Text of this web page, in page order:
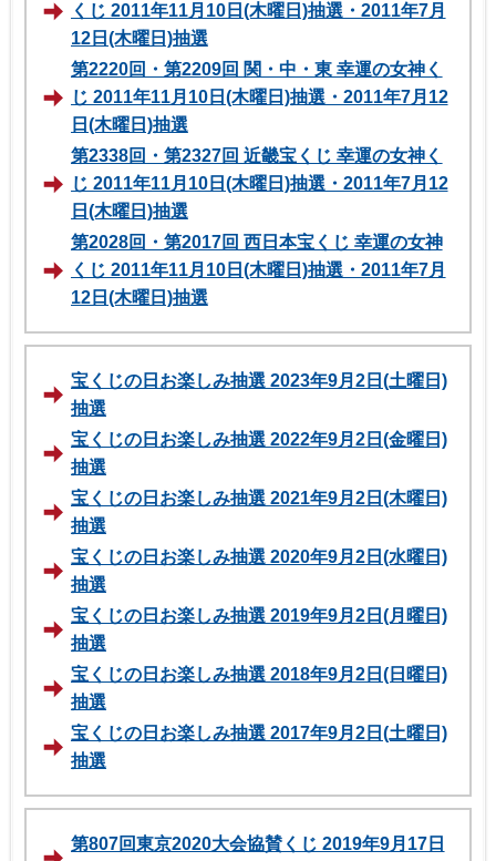
くじ 2011年11月10日(木曜日)抽選・2011年7月
12日(木曜日)抽選
第2220回・第2209回 関・中・東 幸運の女神く
じ 2011年11月10日(木曜日)抽選・2011年7月12
日(木曜日)抽選
第2338回・第2327回 近畿宝くじ 幸運の女神く
じ 2011年11月10日(木曜日)抽選・2011年7月12
日(木曜日)抽選
第2028回・第2017回 西日本宝くじ 幸運の女神
くじ 2011年11月10日(木曜日)抽選・2011年7月
12日(木曜日)抽選
宝くじの日お楽しみ抽選 2023年9月2日(土曜日)
抽選
宝くじの日お楽しみ抽選 2022年9月2日(金曜日)
抽選
宝くじの日お楽しみ抽選 2021年9月2日(木曜日)
抽選
宝くじの日お楽しみ抽選 2020年9月2日(水曜日)
抽選
宝くじの日お楽しみ抽選 2019年9月2日(月曜日)
抽選
宝くじの日お楽しみ抽選 2018年9月2日(日曜日)
抽選
宝くじの日お楽しみ抽選 2017年9月2日(土曜日)
抽選
第807回東京2020大会協賛くじ 2019年9月17日